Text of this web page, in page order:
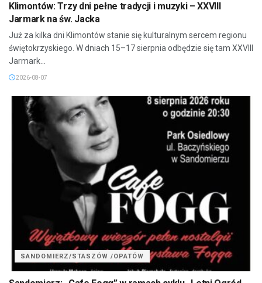
Klimontów: Trzy dni pełne tradycji i muzyki – XXVIII
Jarmark na św. Jacka
Już za kilka dni Klimontów stanie się kulturalnym sercem regionu
świętokrzyskiego. W dniach 15–17 sierpnia odbędzie się tam XXVIII
Jarmark...
2026-08-07
SANDOMIERZ/STASZÓW /OPATÓW